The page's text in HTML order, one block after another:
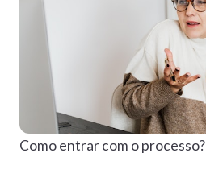
Como entrar com o processo?